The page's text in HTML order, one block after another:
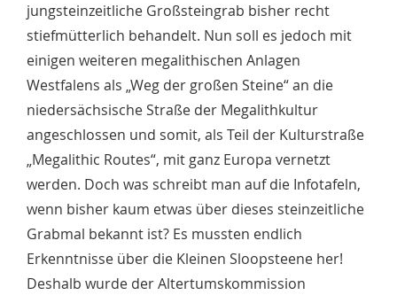
jungsteinzeitliche Großsteingrab bisher recht
stiefmütterlich behandelt. Nun soll es jedoch mit
einigen weiteren megalithischen Anlagen
Westfalens als „Weg der großen Steine“ an die
niedersächsische Straße der Megalithkultur
angeschlossen und somit, als Teil der Kulturstraße
„Megalithic Routes“, mit ganz Europa vernetzt
werden. Doch was schreibt man auf die Infotafeln,
wenn bisher kaum etwas über dieses steinzeitliche
Grabmal bekannt ist? Es mussten endlich
Erkenntnisse über die Kleinen Sloopsteene her!
Deshalb wurde der Altertumskommission